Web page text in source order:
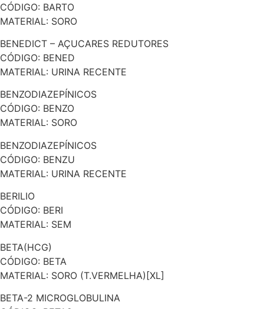
CÓDIGO: BARTO
MATERIAL: SORO
BENEDICT – AÇUCARES REDUTORES
CÓDIGO: BENED
MATERIAL: URINA RECENTE
BENZODIAZEPÍNICOS
CÓDIGO: BENZO
MATERIAL: SORO
BENZODIAZEPÍNICOS
CÓDIGO: BENZU
MATERIAL: URINA RECENTE
BERILIO
CÓDIGO: BERI
MATERIAL: SEM
BETA(HCG)
CÓDIGO: BETA
MATERIAL: SORO (T.VERMELHA)[XL]
BETA-2 MICROGLOBULINA